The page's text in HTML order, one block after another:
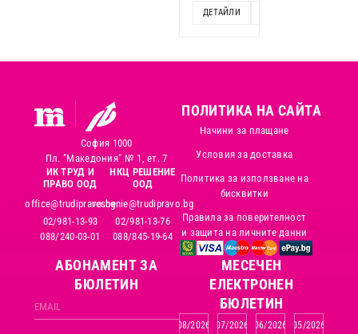
ДЕТАЙЛИ
София 1000
Пл. "Македония" № 1, ет. 7
ИК ТРУД И
ПРАВО ООД
office@trudipravo.bg
02/981-13-93
088/240-03-01
НКЦ РЕШЕНИЕ
ООД
reshenie@trudipravo.bg
02/981-13-76
088/845-19-64
ПОЛИТИКА НА САЙТА
Начини за плащане
Условия за доставка
Политика за използване на
бисквитки
Правила за поверителност
и защита на личните данни
АБОНАМЕНТ ЗА
БЮЛЕТИН
MЕСЕЧЕН
ЕЛЕКТРОНЕН
БЮЛЕТИН
08/2026 07/2026 06/2026 05/2026